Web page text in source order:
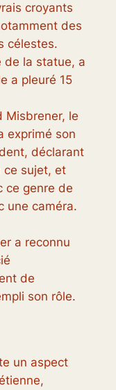
croyants
des
célestes.
de la statue, a
a pleuré 15
Misbrener, le
exprimé son
déclarant
ce sujet, et
ce genre de
une caméra.
a reconnu
de
son rôle.
un aspect